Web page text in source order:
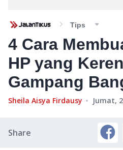
Tips
4 Cara
HP yang
Gampang
Sheila Aisya Firdausy Jumat,
Share